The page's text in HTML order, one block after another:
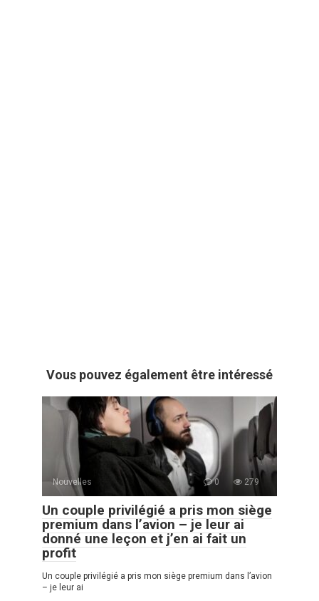
Vous pouvez également être intéressé
Nouvelles 0 279
Un couple privilégié a pris mon siège
premium dans l’avion – je leur ai
donné une leçon et j’en ai fait un
profit
Un couple privilégié a pris mon siège premium dans l’avion
– je leur ai